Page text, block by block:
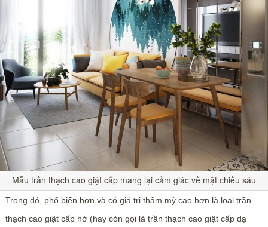
Mẫu trần thạch cao giật cấp mang lại cảm giác về mặt chiều sâu
Trong đó, phổ biến hơn và có giá trị thẩm mỹ cao hơn là loại trần
thạch cao giật cấp hở (hay còn gọi là trần thạch cao giật cấp dạ